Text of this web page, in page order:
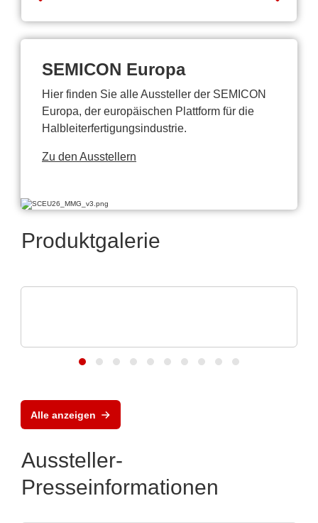
SEMICON Europa
Hier finden Sie alle Aussteller der SEMICON
Europa, der europäischen Plattform für die
Halbleiterfertigungsindustrie.
Zu den Ausstellern
Produktgalerie
Alle anzeigen
Aussteller-
Presseinformationen